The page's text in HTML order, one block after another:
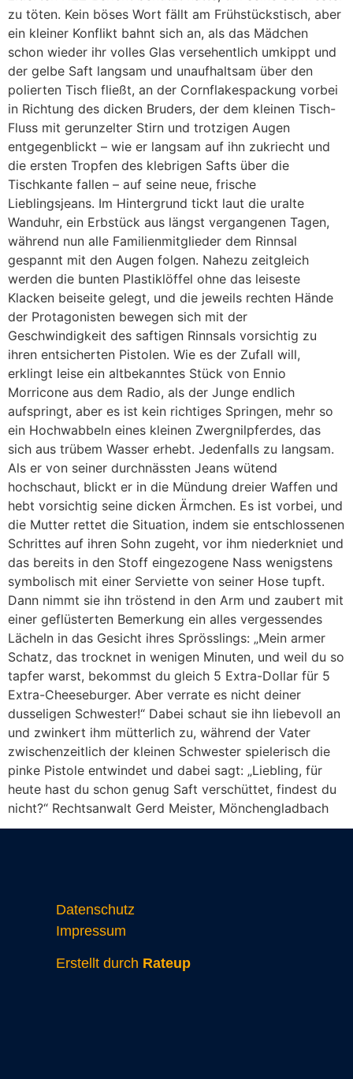
zu töten. Kein böses Wort fällt am Frühstückstisch, aber
ein kleiner Konflikt bahnt sich an, als das Mädchen
schon wieder ihr volles Glas versehentlich umkippt und
der gelbe Saft langsam und unaufhaltsam über den
polierten Tisch fließt, an der Cornflakespackung vorbei
in Richtung des dicken Bruders, der dem kleinen Tisch-
Fluss mit gerunzelter Stirn und trotzigen Augen
entgegenblickt – wie er langsam auf ihn zukriecht und
die ersten Tropfen des klebrigen Safts über die
Tischkante fallen – auf seine neue, frische
Lieblingsjeans. Im Hintergrund tickt laut die uralte
Wanduhr, ein Erbstück aus längst vergangenen Tagen,
während nun alle Familienmitglieder dem Rinnsal
gespannt mit den Augen folgen. Nahezu zeitgleich
werden die bunten Plastiklöffel ohne das leiseste
Klacken beiseite gelegt, und die jeweils rechten Hände
der Protagonisten bewegen sich mit der
Geschwindigkeit des saftigen Rinnsals vorsichtig zu
ihren entsicherten Pistolen. Wie es der Zufall will,
erklingt leise ein altbekanntes Stück von Ennio
Morricone aus dem Radio, als der Junge endlich
aufspringt, aber es ist kein richtiges Springen, mehr so
ein Hochwabbeln eines kleinen Zwergnilpferdes, das
sich aus trübem Wasser erhebt. Jedenfalls zu langsam.
Als er von seiner durchnässten Jeans wütend
hochschaut, blickt er in die Mündung dreier Waffen und
hebt vorsichtig seine dicken Ärmchen. Es ist vorbei, und
die Mutter rettet die Situation, indem sie entschlossenen
Schrittes auf ihren Sohn zugeht, vor ihm niederkniet und
das bereits in den Stoff eingezogene Nass wenigstens
symbolisch mit einer Serviette von seiner Hose tupft.
Dann nimmt sie ihn tröstend in den Arm und zaubert mit
einer geflüsterten Bemerkung ein alles vergessendes
Lächeln in das Gesicht ihres Sprösslings: „Mein armer
Schatz, das trocknet in wenigen Minuten, und weil du so
tapfer warst, bekommst du gleich 5 Extra-Dollar für 5
Extra-Cheeseburger. Aber verrate es nicht deiner
dusseligen Schwester!“ Dabei schaut sie ihn liebevoll an
und zwinkert ihm mütterlich zu, während der Vater
zwischenzeitlich der kleinen Schwester spielerisch die
pinke Pistole entwindet und dabei sagt: „Liebling, für
heute hast du schon genug Saft verschüttet, findest du
nicht?“ Rechtsanwalt Gerd Meister, Mönchengladbach
Datenschutz
Impressum
Erstellt durch Rateup